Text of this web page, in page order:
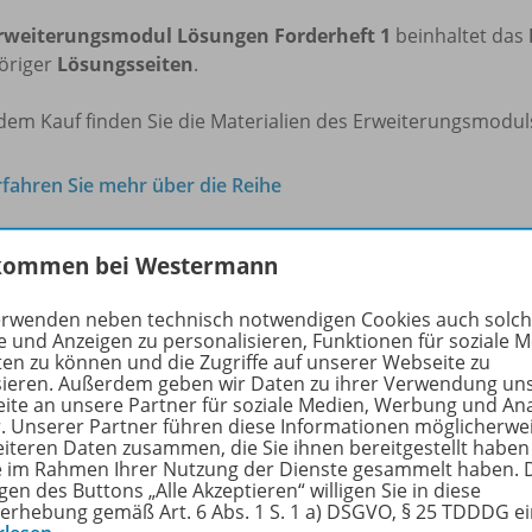
Lösungen Forderheft 1 beinhaltet das
Lösungsseiten.
Kauf finden Sie die Materialien des
Sie mehr über die Reihe
für Lehrer/-innen (Dauerlizenz) -
derBiBox-Erweiterungsmodul-Lizenzist nur in
innen möglich . Eine Erweiterungsmodul-Einzellizenz
eine Erweiterungsmodul-Kollegiumslizenz berechtigt
bei Westermann
neben technisch notwendigen Cookies auch
und Anzeigen zu personalisieren, Funktionen für soziale
zu können und die Zugriffe auf unserer Webseite zu
Außerdem geben wir Daten zu ihrer Verwendung
an unsere Partner für soziale Medien, Werbung und
Unserer Partner führen diese Informationen
Daten zusammen, die Sie ihnen bereitgestellt
im Rahmen Ihrer Nutzung der Dienste gesammelt haben.
des Buttons „Alle Akzeptieren“ willigen Sie in diese
gemäß Art. 6 Abs. 1 S. 1 a) DSGVO, § 25 TDDDG